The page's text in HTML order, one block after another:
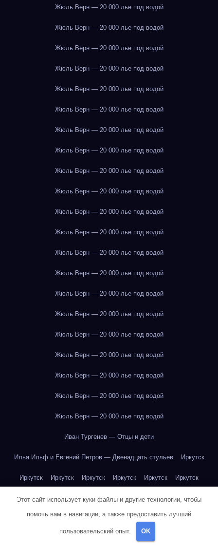
Жюль Верн — 20 000 лье под водой
Жюль Верн — 20 000 лье под водой
Жюль Верн — 20 000 лье под водой
Жюль Верн — 20 000 лье под водой
Жюль Верн — 20 000 лье под водой
Жюль Верн — 20 000 лье под водой
Жюль Верн — 20 000 лье под водой
Жюль Верн — 20 000 лье под водой
Жюль Верн — 20 000 лье под водой
Жюль Верн — 20 000 лье под водой
Жюль Верн — 20 000 лье под водой
Жюль Верн — 20 000 лье под водой
Жюль Верн — 20 000 лье под водой
Жюль Верн — 20 000 лье под водой
Жюль Верн — 20 000 лье под водой
Жюль Верн — 20 000 лье под водой
Жюль Верн — 20 000 лье под водой
Жюль Верн — 20 000 лье под водой
Жюль Верн — 20 000 лье под водой
Жюль Верн — 20 000 лье под водой
Жюль Верн — 20 000 лье под водой
Иван Тургенев — Отцы и дети
Илья Ильф и Евгений Петров — Двенадцать стульев Иркутск
Иркутск Иркутск Иркутск Иркутск Иркутск Иркутск
Иркутск Иркутск Иркутск Иркутск Иркутск Иркутск
Иркутск Иркутск Иркутск Иркутск Иркутск Иркутск
Иркутск Йогурт
Этот сайт использует куки-файлы и другие технологии, чтобы
помочь вам в навигации, а также предоставить лучший
пользовательский опыт. OK